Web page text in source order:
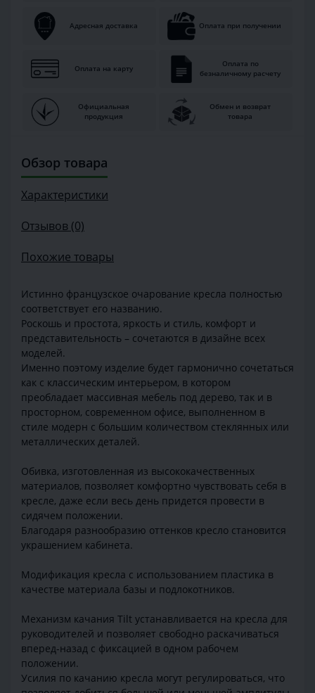
Адресная доставка Оплата при получении
Оплата на карту
Оплата по
безналичному расчету
Официальная
продукция
Обмен и возврат
товара
Обзор товара
Характеристики
Отзывов (0)
Похожие товары
Истинно французское очарование кресла полностью
соответствует его названию.
Роскошь и простота, яркость и стиль, комфорт и
представительность – сочетаются в дизайне всех
моделей.
Именно поэтому изделие будет гармонично сочетаться
как с классическим интерьером, в котором
преобладает массивная мебель под дерево, так и в
просторном, современном офисе, выполненном в
стиле модерн с большим количеством стеклянных или
металлических деталей.
Обивка, изготовленная из высококачественных
материалов, позволяет комфортно чувствовать себя в
кресле, даже если весь день придется провести в
сидячем положении.
Благодаря разнообразию оттенков кресло становится
украшением кабинета.
Модификация кресла с использованием пластика в
качестве материала базы и подлокотников.
Механизм качания Tilt устанавливается на кресла для
руководителей и позволяет свободно раскачиваться
вперед-назад с фиксацией в одном рабочем
положении.
Усилия по качанию кресла могут регулироваться, что